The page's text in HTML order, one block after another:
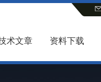
术文章 资料下载